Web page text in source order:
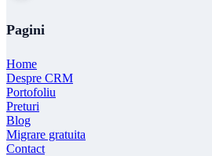
Pagini
Home
Despre CRM
Portofoliu
Preturi
Blog
Migrare gratuita
Contact